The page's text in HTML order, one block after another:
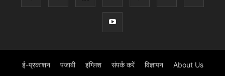
ई-प्रकाशन पंजाबी इंग्लिश संपर्क करें विज्ञापन About Us